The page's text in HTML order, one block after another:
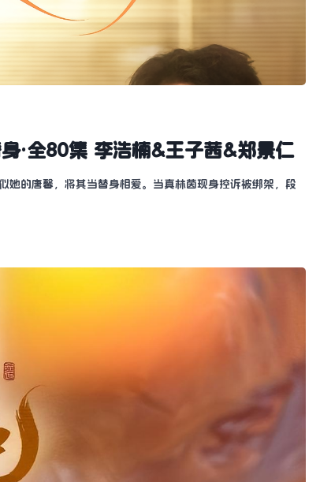
·全80集 李浩楠&王子茜&郑景仁
的唐馨，将其当替身相爱。当真林茵现身控诉被绑架，段